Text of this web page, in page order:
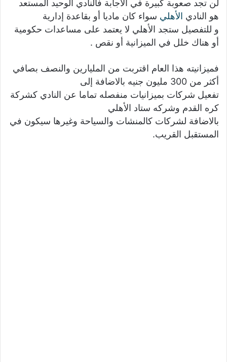
‏لن تجد صعوبة كبيرة في الاجابة ‏فالنادي الوحيد المستعد
هو النادي الأهلي ‏سواء كان ماديا أو بقاعدة إدارية
‏و للتفصيل ‏ستجد الأهلي ‏لا يعتمد على مساعدات حكومية
أو هناك خلل في الميزانية أو نقص ‏.
فميزانيته هذا العام اقتربت من المليارين والنصف بصافي
أكثر من 300 مليون جنيه ‏بالاضافة إلى
‏تفعيل شركات بميزانيات منفصله تماما عن النادي ‏كشركة
كره القدم وشركه ستاد الأهلي
‏بالاضافة لشركات كالمنشات والسياحة وغيرها سيكون في
المستقبل القريب.